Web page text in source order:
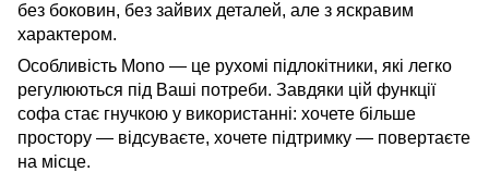
без боковин, без зайвих деталей, але з яскравим
характером.
Особливість Mono — це рухомі підлокітники, які легко
регулюються під Ваші потреби. Завдяки цій функції
софа стає гнучкою у використанні: хочете більше
простору — відсуваєте, хочете підтримку — повертаєте
на місце.